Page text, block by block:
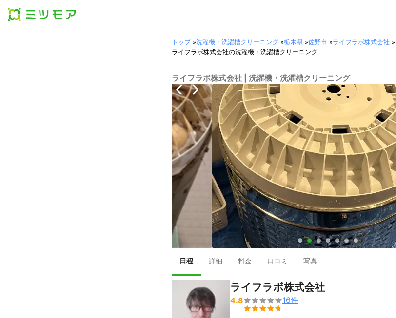
トップ»洗濯機・洗濯槽クリーニング »栃木県 »佐野市 »ライフラボ株式会社 »
ライフラボ株式会社の洗濯機・洗濯槽クリーニング
ライフラボ株式会社 | 洗濯機・洗濯槽クリーニング
● ● ● ● ● ● ●
日程 詳細 料金 口コミ 写真
ライフラボ株式会社
4.8

16件